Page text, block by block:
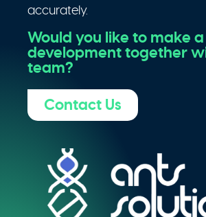
accurately.
Would you like to make
development together
team?
Contact Us